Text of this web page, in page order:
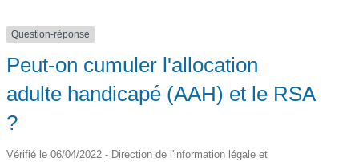
Question-réponse
Peut-on cumuler l'allocation
adulte handicapé (AAH) et le RSA
?
Vérifié le 06/04/2022 - Direction de l'information légale et